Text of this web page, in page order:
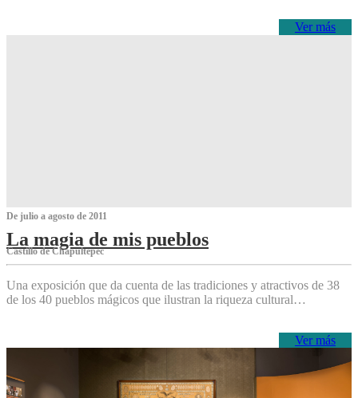
Ver más
De julio a agosto de 2011
La magia de mis pueblos
Castillo de Chapultepec
Una exposición que da cuenta de las tradiciones y atractivos de 38
de los 40 pueblos mágicos que ilustran la riqueza cultural…
Ver más